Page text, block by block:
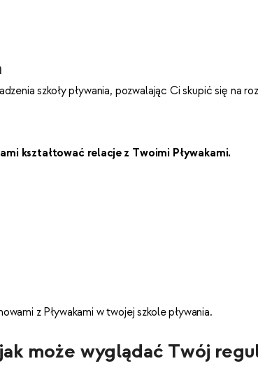
szkoły pływania, pozwalając Ci skupić się na
kształtować relacje z Twoimi Pływakami.
z Pływakami w twojej szkole pływania.
może wyglądać Twój